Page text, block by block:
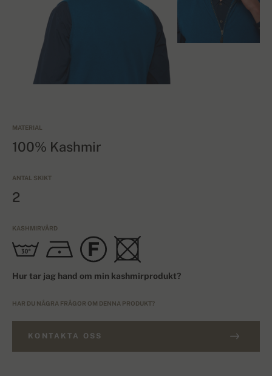
MATERIAL
100% Kashmir
ANTAL SKIKT
2
KASHMIRVÅRD
Hur tar jag hand om min kashmirprodukt?
HAR DU NÅGRA FRÅGOR OM DENNA PRODUKT?
KONTAKTA OSS